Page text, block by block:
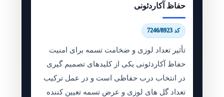
حفاظ آکاردئونی
کد 7246/8923
تأثیر تعداد لوزی و ضخامت تسمه برای امنیت
حفاظ آکاردئونی یکی از کلیدهای تصمیم گیری
در انتخاب درب حفاظی است و در عمل ترکیب
تعداد گل های لوزی و عرض تسمه تعیین کننده